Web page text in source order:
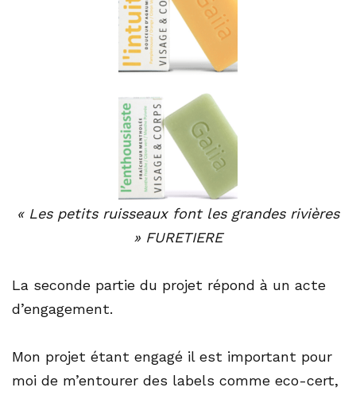
« Les petits ruisseaux font les grandes rivières
» FURETIERE
La seconde partie du projet répond à un acte
d’engagement.
Mon projet étant engagé il est important pour
moi de m’entourer des labels comme eco-cert,